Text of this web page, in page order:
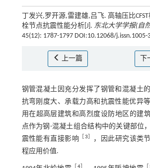
丁发兴,罗开源,雷建雄,吕飞. 高轴压比
栓节点抗震性能分析[J]. 东北大学学报(自
45(12): 1787-1797 DOI:10.12068/
上一篇
钢管混凝土因充分发挥了钢管和混凝土
抗弯刚度大、承载力高和抗震性能优异
用在超高层建筑和高烈度设防地区的建
点作为钢-混凝土组合结构中的关键部位
震性能有直接影响
3
，因此研究该类
程应用价值.
4］